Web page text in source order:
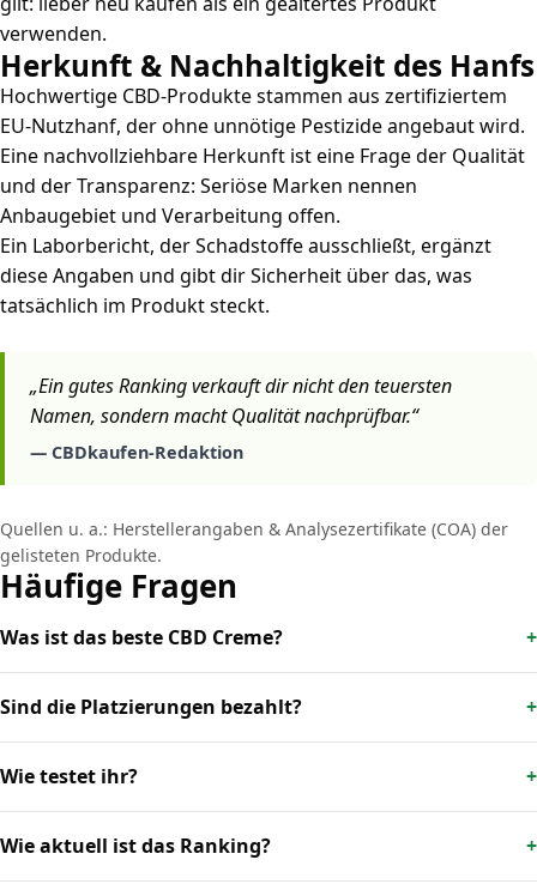
verwenden.
Herkunft & Nachhaltigkeit des Hanfs
Hochwertige CBD-Produkte stammen aus zertifiziertem
EU-Nutzhanf, der ohne unnötige Pestizide angebaut wird.
Eine nachvollziehbare Herkunft ist eine Frage der Qualität
und der Transparenz: Seriöse Marken nennen
Anbaugebiet und Verarbeitung offen.
Ein Laborbericht, der Schadstoffe ausschließt, ergänzt
diese Angaben und gibt dir Sicherheit über das, was
tatsächlich im Produkt steckt.
„Ein gutes Ranking verkauft dir nicht den teuersten
Namen, sondern macht Qualität nachprüfbar.“
— CBDkaufen-Redaktion
Quellen u. a.: Herstellerangaben & Analysezertifikate (COA) der
gelisteten Produkte.
Häufige Fragen
Was ist das beste CBD Creme?
Sind die Platzierungen bezahlt?
Wie testet ihr?
Wie aktuell ist das Ranking?